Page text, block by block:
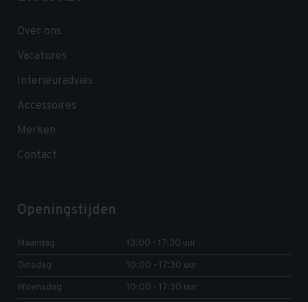
Over ons
Vacatures
Interieuradvies
Accessoires
Merken
Contact
Openingstijden
Maandag
13:00 - 17:30 uur
Dinsdag
10:00 - 17:30 uur
Woensdag
10:00 - 17:30 uur